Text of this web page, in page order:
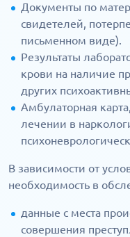
Документы по
свидетелей,
письменном виде).
Результаты
крови на наличие
других
Амбулаторная
лечении в
В зависимости от
необходимость в
данные с места
совершения